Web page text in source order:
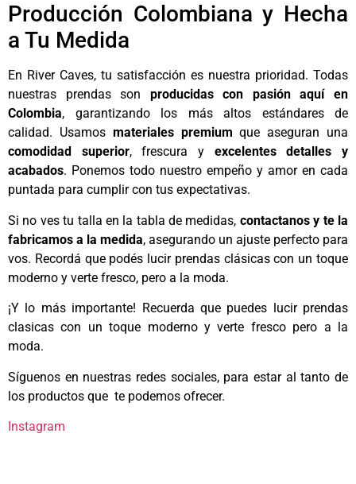
Producción Colombiana y Hecha
a Tu Medida
En River Caves, tu satisfacción es nuestra prioridad. Todas
nuestras prendas son producidas con pasión aquí en
Colombia, garantizando los más altos estándares de
calidad. Usamos materiales premium que aseguran una
comodidad superior, frescura y excelentes detalles y
acabados. Ponemos todo nuestro empeño y amor en cada
puntada para cumplir con tus expectativas.
Si no ves tu talla en la tabla de medidas, contactanos y te la
fabricamos a la medida, asegurando un ajuste perfecto para
vos. Recordá que podés lucir prendas clásicas con un toque
moderno y verte fresco, pero a la moda.
¡Y lo más importante! Recuerda que puedes lucir prendas
clasicas con un toque moderno y verte fresco pero a la
moda.
Síguenos en nuestras redes sociales, para estar al tanto de
los productos que te podemos ofrecer.
Instagram